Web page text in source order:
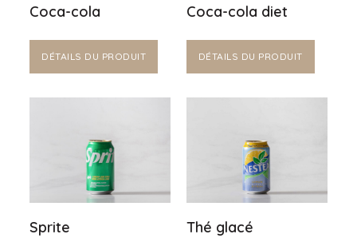
Coca-cola
DÉTAILS DU PRODUIT
Coca-cola diet
DÉTAILS DU PRODUIT
Sprite Thé glacé